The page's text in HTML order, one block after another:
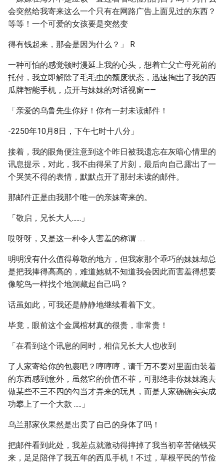
会突然给我寄来这么一个只有在网路广告上面见过的东西？
等等！一个可爱的女孩要是突然变
得有钱起来，那会是因为什么？」 R
一种可怕的感觉顿时漫延上我的心头，想着亡父亡母死前的
托付，我立即解除了毛毛虫的颓废状态，迅速掏岀了我的西
瓜牌智能手机，点开与妹妹的对话视窗——
「亲爱的乌鲁先生你好！你有一封未读邮件！
-2250年10月8日，下午七时十八分」
接着，我的眼角便注意到这个昨日被我遗忘在灰暗心情里的
讯息提示，对此，我不由得呆了片刻，最后向自己露出了一
个哭笑不得的表情，默默点开了那封未读的邮件。
那邮件正是由我那个唯一的亲妹寄来的。
「敬启，兄长大人......」
哎呀呀，又是这一种令人害羞的称谓 .....
明明没有什么值得尊敬的地方，但我家那个乖巧的妹妹却总
是把我捧得高高的，难道她就不知道我会因此而害羞得想要
像鸵鸟一样找个地洞藏起自己吗？
话虽如此，可我还是静静地继续看着下文。
毕竟，眼前这个金属棺材真的很贵，非常贵！
「在看到这个讯息的同时，相信兄长大人也收到
了人家寄给你的包裹吧？哼哼哼，请千万不要对里面由装着
的东西感到意外，虽然它的价值不菲，可那绝非你妹妹跑去
做某些不三不四的勾当才弄来的玩具，而是人家确确实实成
功攀上了一个大款 .....」
乌兰那家伙果然是出卖了自己的身体了吗！
把邮件看到此处，我差点就激动得摔掉了我当初辛苦储钱买
来，足足陪伴了我五年的西瓜手机！不过，草根平民的节俭